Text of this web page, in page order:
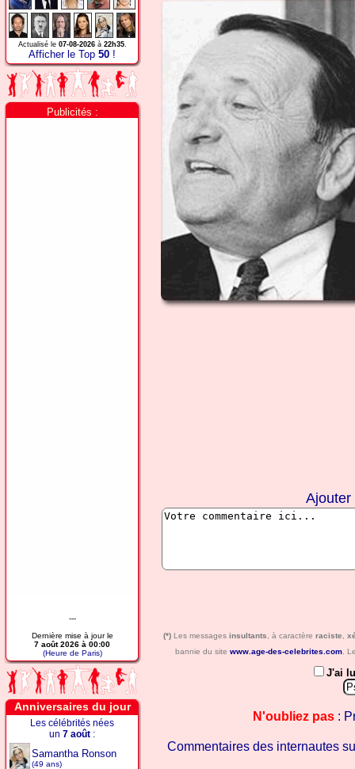
Actualisé le 07-08-2026à 22h35.
Afficher le Top 50 !
Publicités :
---
Dernière mise à jour le
7 août 2026 à 00:00
(Heure de Paris)
Anniversaires du jour
Les célébrités nées
un 7 août :
Samantha Ronson
(49 ans)
Ajouter
(*) Les messages insultants , à caractère raciste
bannie du site www.age-des-celebrites.com.
J'ai
N'oubliez pas :
Commentaires des internautes